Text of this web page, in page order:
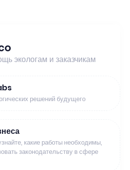
экологам и заказчикам
решений будущего
какие работы необходимы,
законодательству в сфере